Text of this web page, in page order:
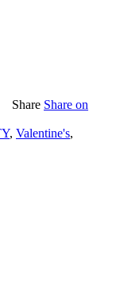
Share Share on
, Valentine's,